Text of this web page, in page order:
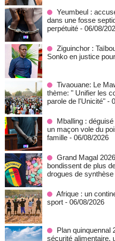
Yeumbeul :
dans une fosse
perpétuité - 06/08/
Ziguinchor :
Sonko en justice
Tivaouane: Le
thème: " Unifier les
parole de l'Unicité" -
Mballing :
un maçon vole du
famille - 06/08/2026
Grand Magal
bondissent de plus
drogues de synthèse
Afrique : un
sport - 06/08/2026
Plan quinquennal
sécurité alimentaire,